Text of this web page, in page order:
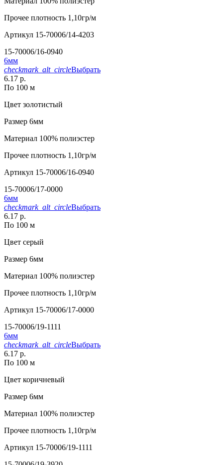
Прочее плотность 1,10гр/м
Артикул 15-70006/14-4203
15-70006/16-0940
6мм
checkmark_alt_circleВыбрать
6.17 р.
По 100 м
Цвет золотистый
Размер 6мм
Материал 100% полиэстер
Прочее плотность 1,10гр/м
Артикул 15-70006/16-0940
15-70006/17-0000
6мм
checkmark_alt_circleВыбрать
6.17 р.
По 100 м
Цвет серый
Размер 6мм
Материал 100% полиэстер
Прочее плотность 1,10гр/м
Артикул 15-70006/17-0000
15-70006/19-1111
6мм
checkmark_alt_circleВыбрать
6.17 р.
По 100 м
Цвет коричневый
Размер 6мм
Материал 100% полиэстер
Прочее плотность 1,10гр/м
Артикул 15-70006/19-1111